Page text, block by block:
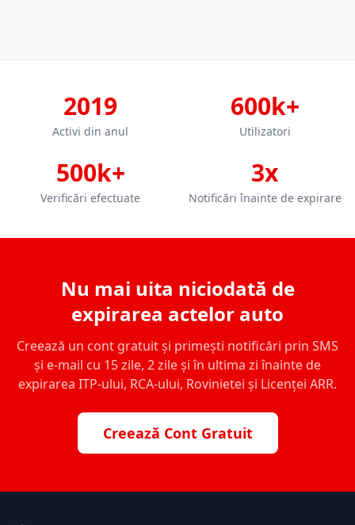
2019
Activi din anul
600k+
Utilizatori
500k+
Verificări efectuate
3x
Notificări înainte de expirare
Nu mai uita niciodată de
expirarea actelor auto
Creează un cont gratuit și primești notificări prin SMS
și e-mail cu 15 zile, 2 zile și în ultima zi înainte de
expirarea ITP-ului, RCA-ului, Rovinietei și Licenței ARR.
Creează Cont Gratuit